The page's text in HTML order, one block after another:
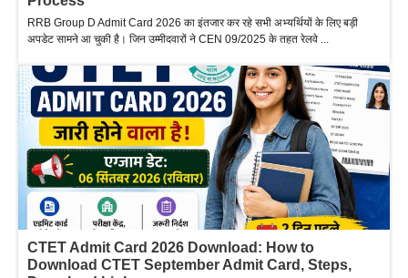
RRB Group D Admit Card 2026 का इंतजार कर रहे सभी अभ्यर्थियों के लिए बड़ी
अपडेट सामने आ चुकी है। जिन उम्मीदवारों ने CEN 09/2025 के तहत रेलवे ...
CTET Admit Card 2026 Download: How to
Download CTET September Admit Card, Steps,